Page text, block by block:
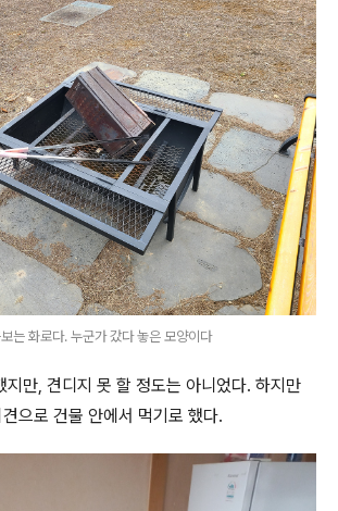
는 화로다. 누군가 갔다 놓은 모양이다
지만, 견디지 못 할 정도는 아니었다. 하지만
으로 건물 안에서 먹기로 했다.